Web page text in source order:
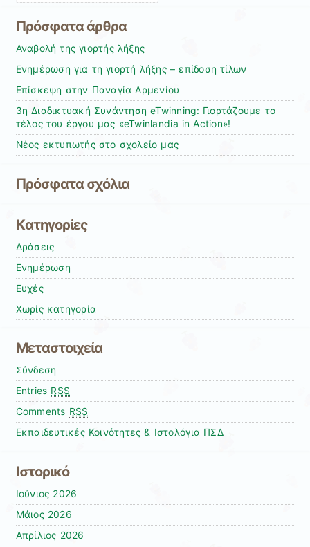
Πρόσφατα άρθρα
Αναβολή της γιορτής λήξης
Ενημέρωση για τη γιορτή λήξης – επίδοση τίλων
Επίσκεψη στην Παναγία Αρμενίου
3η Διαδικτυακή Συνάντηση eTwinning: Γιορτάζουμε το
τέλος του έργου μας «eTwinlandia in Action»!
Νέος εκτυπωτής στο σχολείο μας
Πρόσφατα σχόλια
Kατηγορίες
Δράσεις
Ενημέρωση
Ευχές
Χωρίς κατηγορία
Μεταστοιχεία
Σύνδεση
Entries RSS
Comments RSS
Εκπαιδευτικές Κοινότητες & Ιστολόγια ΠΣΔ
Ιστορικό
Ιούνιος 2026
Μάιος 2026
Απρίλιος 2026